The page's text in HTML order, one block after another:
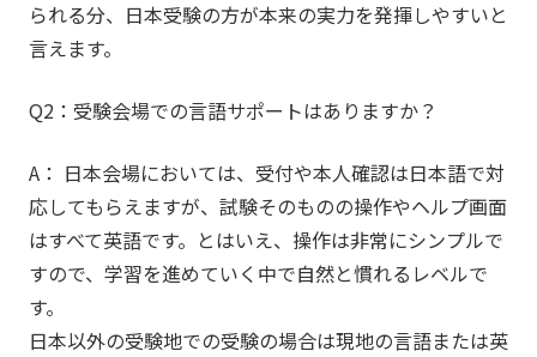
られる分、日本受験の方が本来の実力を発揮しやすいと
言えます。
Q2：受験会場での言語サポートはありますか？
A： 日本会場においては、受付や本人確認は日本語で対
応してもらえますが、試験そのものの操作やヘルプ画面
はすべて英語です。とはいえ、操作は非常にシンプルで
すので、学習を進めていく中で自然と慣れるレベルで
す。
日本以外の受験地での受験の場合は現地の言語または英